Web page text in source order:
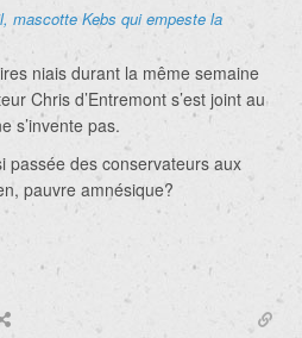
mascotte Kebs qui empeste la
niais durant la même semaine
Chris d’Entremont s’est joint au
s’invente pas.
passée des conservateurs aux
pauvre amnésique?